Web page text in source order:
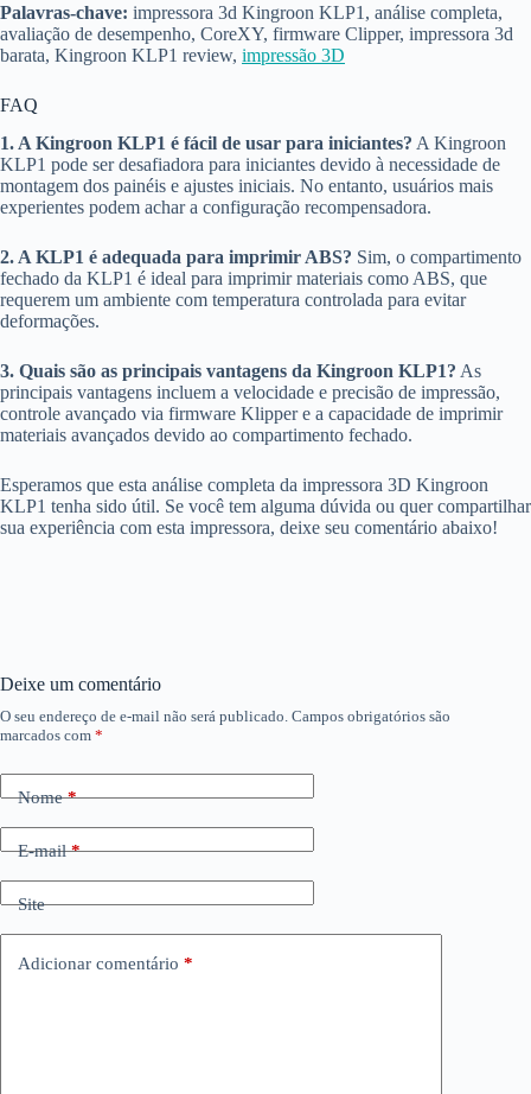
Palavras-chave: impressora 3d Kingroon KLP1, análise completa,
avaliação de desempenho, CoreXY, firmware Clipper, impressora 3d
barata, Kingroon KLP1 review, impressão 3D
FAQ
1. A Kingroon KLP1 é fácil de usar para iniciantes? A Kingroon
KLP1 pode ser desafiadora para iniciantes devido à necessidade de
montagem dos painéis e ajustes iniciais. No entanto, usuários mais
experientes podem achar a configuração recompensadora.
2. A KLP1 é adequada para imprimir ABS? Sim, o compartimento
fechado da KLP1 é ideal para imprimir materiais como ABS, que
requerem um ambiente com temperatura controlada para evitar
deformações.
3. Quais são as principais vantagens da Kingroon KLP1? As
principais vantagens incluem a velocidade e precisão de impressão,
controle avançado via firmware Klipper e a capacidade de imprimir
materiais avançados devido ao compartimento fechado.
Esperamos que esta análise completa da impressora 3D Kingroon
KLP1 tenha sido útil. Se você tem alguma dúvida ou quer compartilhar
sua experiência com esta impressora, deixe seu comentário abaixo!
Deixe um comentário
O seu endereço de e-mail não será publicado. Campos obrigatórios são
marcados com *
Nome*
E-mail*
Site
Adicionar comentário *